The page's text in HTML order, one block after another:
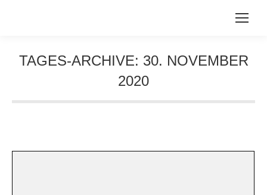
TAGES-ARCHIVE: 30. NOVEMBER
2020